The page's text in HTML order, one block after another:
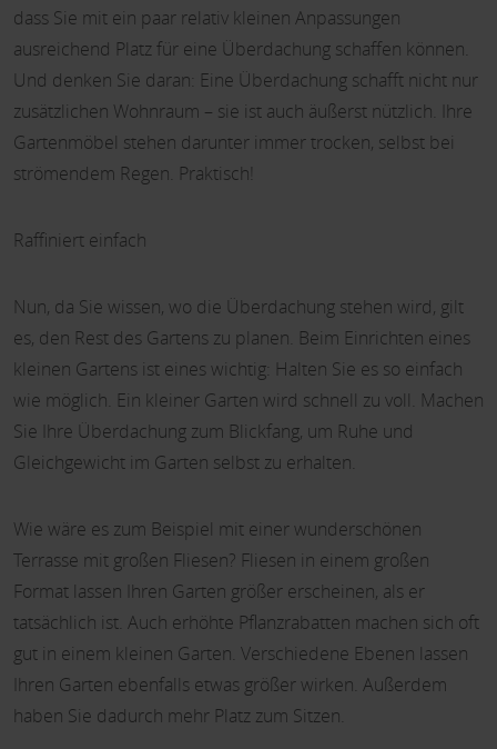
dass Sie mit ein paar relativ kleinen Anpassungen
ausreichend Platz für eine Überdachung schaffen können.
Und denken Sie daran: Eine Überdachung schafft nicht nur
zusätzlichen Wohnraum – sie ist auch äußerst nützlich. Ihre
Gartenmöbel stehen darunter immer trocken, selbst bei
strömendem Regen. Praktisch!
Raffiniert einfach
Nun, da Sie wissen, wo die Überdachung stehen wird, gilt
es, den Rest des Gartens zu planen. Beim Einrichten eines
kleinen Gartens ist eines wichtig: Halten Sie es so einfach
wie möglich. Ein kleiner Garten wird schnell zu voll. Machen
Sie Ihre Überdachung zum Blickfang, um Ruhe und
Gleichgewicht im Garten selbst zu erhalten.
Wie wäre es zum Beispiel mit einer wunderschönen
Terrasse mit großen Fliesen? Fliesen in einem großen
Format lassen Ihren Garten größer erscheinen, als er
tatsächlich ist. Auch erhöhte Pflanzrabatten machen sich oft
gut in einem kleinen Garten. Verschiedene Ebenen lassen
Ihren Garten ebenfalls etwas größer wirken. Außerdem
haben Sie dadurch mehr Platz zum Sitzen.